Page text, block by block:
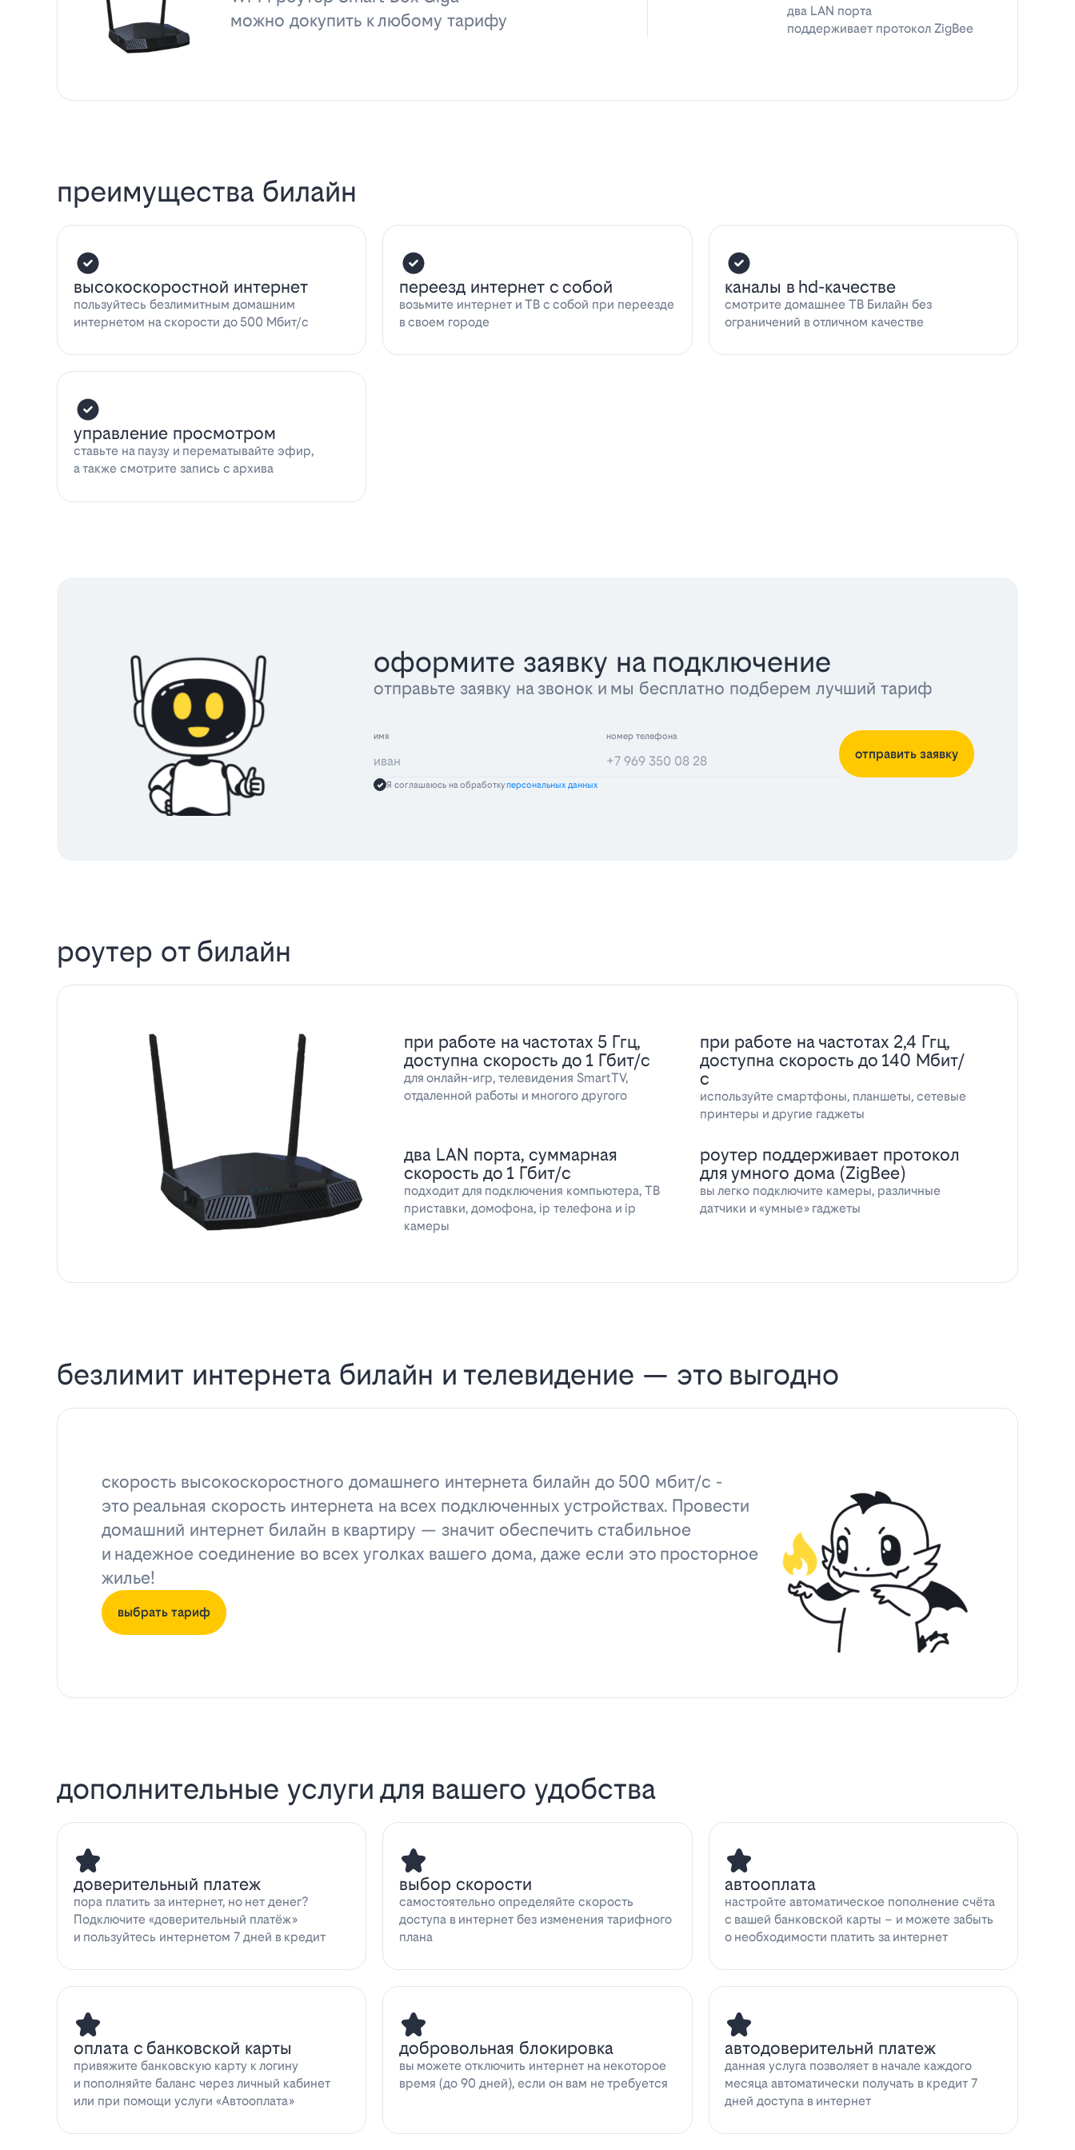
можно докупить к любому тарифу
два LAN порта
поддерживает протокол ZigBee
преимущества билайн
высокоскоростной интернет
пользуйтесь безлимитным домашним
интернетом на скорости до 500 Мбит/с
переезд интернет с собой
возьмите интернет и ТВ с собой при переезде
в своем городе
каналы в hd-качестве
смотрите домашнее ТВ Билайн без
ограничений в отличном качестве
управление просмотром
ставьте на паузу и перематывайте эфир,
а также смотрите запись с архива
оформите заявку на подключение
отправьте заявку на звонок и мы бесплатно подберем лучший тариф
имя номер телефона
отправить заявку
Я соглашаюсь на обработкуперсональных данных
роутер от билайн
при работе на частотах 5 Ггц,
доступна скорость до 1 Гбит/с
для онлайн-игр, телевидения SmartTV,
отдаленной работы и многого другого
при работе на частотах 2,4 Ггц,
доступна скорость до 140 Мбит/
с
используйте смартфоны, планшеты, сетевые
принтеры и другие гаджеты
два LAN порта, суммарная
скорость до 1 Гбит/с
подходит для подключения компьютера, ТВ
приставки, домофона, ip телефона и ip
камеры
роутер поддерживает протокол
для умного дома (ZigBee)
вы легко подключите камеры, различные
датчики и «умные» гаджеты
безлимит интернета билайн и телевидение — это выгодно
скорость высокоскоростного домашнего интернета билайн до 500 мбит/с -
это реальная скорость интернета на всех подключенных устройствах. Провести
домашний интернет билайн в квартиру — значит обеспечить стабильное
и надежное соединение во всех уголках вашего дома, даже если это просторное
жилье!
выбрать тариф
дополнительные услуги для вашего удобства
доверительный платеж
пора платить за интернет, но нет денег?
Подключите «доверительный платёж»
и пользуйтесь интернетом 7 дней в кредит
выбор скорости
самостоятельно определяйте скорость
доступа в интернет без изменения тарифного
плана
автооплата
настройте автоматическое пополнение счёта
с вашей банковской карты – и можете забыть
о необходимости платить за интернет
оплата с банковской карты
привяжите банковскую карту к логину
и пополняйте баланс через личный кабинет
или при помощи услуги «Автооплата»
добровольная блокировка
вы можете отключить интернет на некоторое
время (до 90 дней), если он вам не требуется
автодоверительнй платеж
данная услуга позволяет в начале каждого
месяца автоматически получать в кредит 7
дней доступа в интернет